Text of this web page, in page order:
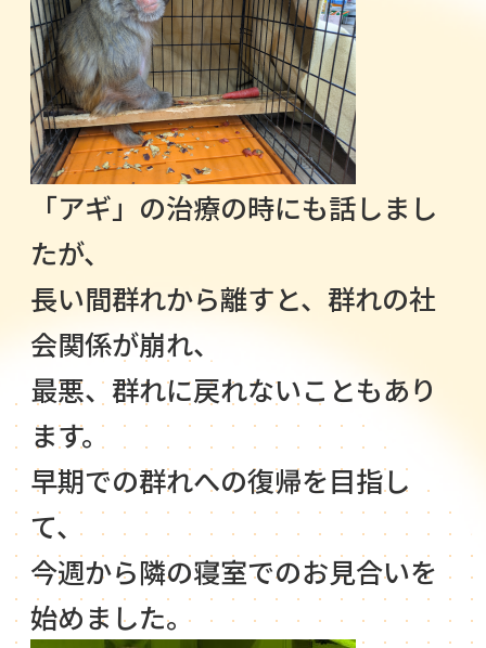
「アギ」の治療の時にも話しまし
たが、
長い間群れから離すと、群れの社
会関係が崩れ、
最悪、群れに戻れないこともあり
ます。
早期での群れへの復帰を目指し
て、
今週から隣の寝室でのお見合いを
始めました。